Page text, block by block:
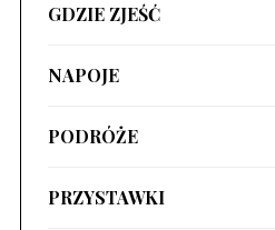
GDZIE ZJEŚĆ
NAPOJE
PODRÓŻE
PRZYSTAWKI